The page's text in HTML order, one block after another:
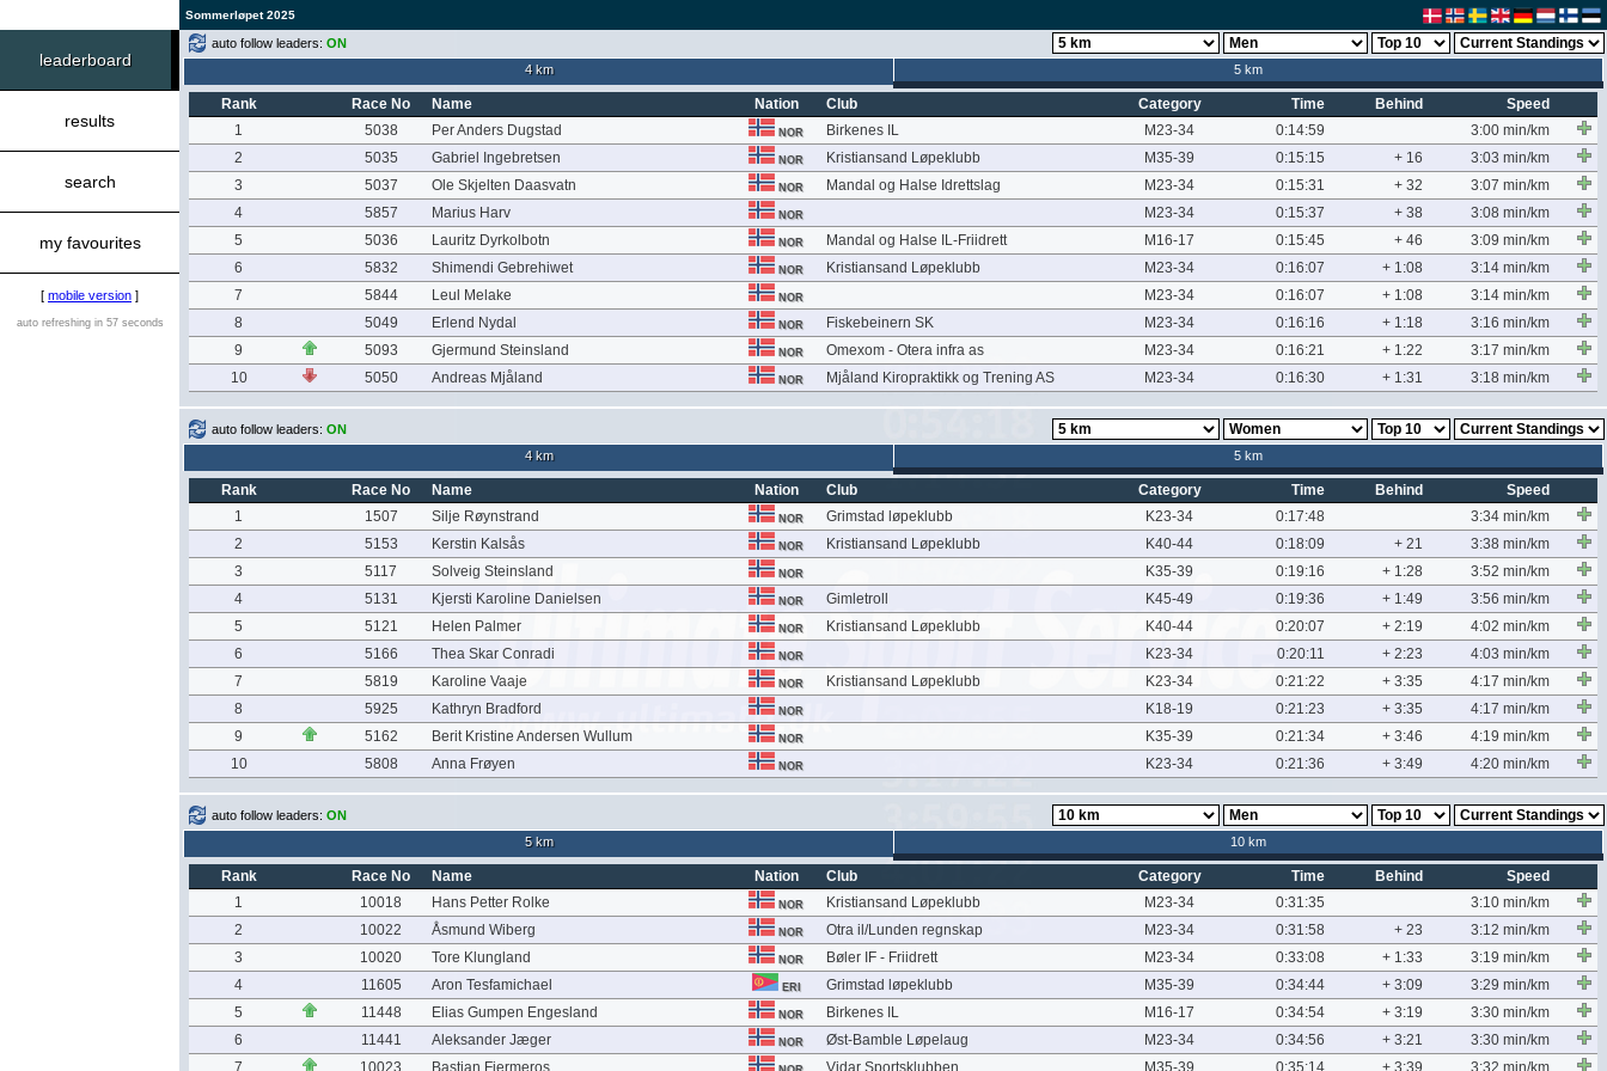
Sommerløpet 2025
leaderboard
results
search
my favourites
[ mobile version ]
auto refreshing in 57 seconds
auto follow leaders: ON
4 km
5 km
Rank Race No Name Nation Club Category Time Behind
Speed
1
5038 Per Anders Dugstad NOR Birkenes IL M23-34 0:14:59
3:00 min/km
2
5035 Gabriel Ingebretsen NOR Kristiansand Løpeklubb M35-39 0:15:15 + 16
3:03 min/km
3
5037 Ole Skjelten Daasvatn NOR Mandal og Halse Idrettslag M23-34 0:15:31 + 32
3:07 min/km
4
5857 Marius Harv NOR M23-34 0:15:37 + 38
3:08 min/km
5
5036 Lauritz Dyrkolbotn NOR Mandal og Halse IL-Friidrett M16-17 0:15:45 + 46
3:09 min/km
6
5832 Shimendi Gebrehiwet NOR Kristiansand Løpeklubb M23-34 0:16:07 + 1:08
3:14 min/km
7
5844 Leul Melake NOR M23-34 0:16:07 + 1:08
3:14 min/km
8
5049 Erlend Nydal NOR Fiskebeinern SK M23-34 0:16:16 + 1:18
3:16 min/km
9
5093 Gjermund Steinsland NOR Omexom - Otera infra as M23-34 0:16:21 + 1:22
3:17 min/km
10
5050 Andreas Mjåland NOR Mjåland Kiropraktikk og Trening AS M23-34 0:16:30 + 1:31 3:18 min/km
auto follow leaders: ON
4 km
5 km
Rank Race No Name Nation Club Category Time Behind
Speed
1
1507 Silje Røynstrand NOR Grimstad løpeklubb K23-34 0:17:48
3:34 min/km
2
5153 Kerstin Kalsås NOR Kristiansand Løpeklubb K40-44 0:18:09 + 21
3:38 min/km
3
5117 Solveig Steinsland NOR K35-39 0:19:16 + 1:28
3:52 min/km
4
5131 Kjersti Karoline Danielsen NOR Gimletroll K45-49 0:19:36 + 1:49
3:56 min/km
5
5121 Helen Palmer NOR Kristiansand Løpeklubb K40-44 0:20:07 + 2:19
4:02 min/km
6
5166 Thea Skar Conradi NOR K23-34 0:20:11 + 2:23
4:03 min/km
7
5819 Karoline Vaaje NOR Kristiansand Løpeklubb K23-34 0:21:22 + 3:35
4:17 min/km
8
5925 Kathryn Bradford NOR K18-19 0:21:23 + 3:35
4:17 min/km
9
5162 Berit Kristine Andersen Wullum NOR K35-39 0:21:34 + 3:46
4:19 min/km
10
5808 Anna Frøyen NOR K23-34 0:21:36 + 3:49 4:20 min/km
auto follow leaders: ON
5 km
10 km
Rank Race No Name Nation Club Category Time Behind
Speed
1
10018 Hans Petter Rolke NOR Kristiansand Løpeklubb M23-34 0:31:35
3:10 min/km
2
10022 Åsmund Wiberg NOR Otra il/Lunden regnskap M23-34 0:31:58 + 23
3:12 min/km
3
10020 Tore Klungland NOR Bøler IF - Friidrett M23-34 0:33:08 + 1:33
3:19 min/km
4
11605 Aron Tesfamichael ERI Grimstad løpeklubb M35-39 0:34:44 + 3:09
3:29 min/km
5
11448 Elias Gumpen Engesland NOR Birkenes IL M16-17 0:34:54 + 3:19
3:30 min/km
6
11441 Aleksander Jæger NOR Øst-Bamble Løpelaug M23-34 0:34:56 + 3:21
3:30 min/km
7
10023 Bastian Fjermeros Vidar Sportsklubben M35-39 0:35:14 + 3:39 3:32 min/km